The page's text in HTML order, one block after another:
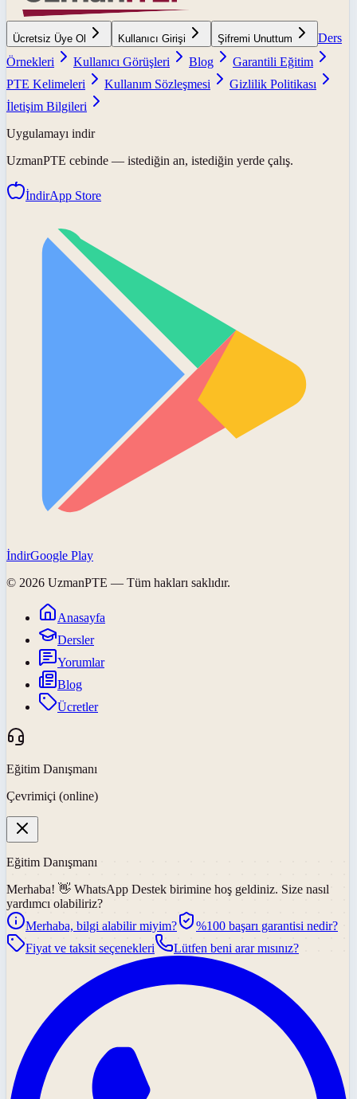
Ücretsiz Üye Ol Kullanıcı Girişi Şifremi Unuttum
Ders
Örnekleri
Kullanıcı Görüşleri Blog
Garantili Eğitim
PTE Kelimeleri
Kullanım Sözleşmesi
Gizlilik Politikası
İletişim Bilgileri
Uygulamayı indir
UzmanPTE cebinde — istediğin an, istediğin yerde çalış.
İndirApp Store
İndirGoogle Play
© 2026 UzmanPTE — Tüm hakları saklıdır.
Anasayfa
Dersler
Yorumlar
Blog
Ücretler
Eğitim Danışmanı
Çevrimiçi (online)
Eğitim Danışmanı
Merhaba! 👋 WhatsApp Destek birimine hoş geldiniz. Size nasıl
yardımcı olabiliriz?
Merhaba, bilgi alabilir miyim?
%100 başarı garantisi nedir?
Fiyat ve taksit seçenekleri
Lütfen beni arar mısınız?